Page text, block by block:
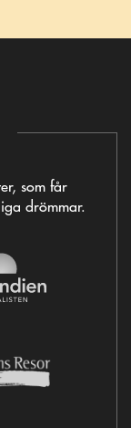
som får
drömmar.